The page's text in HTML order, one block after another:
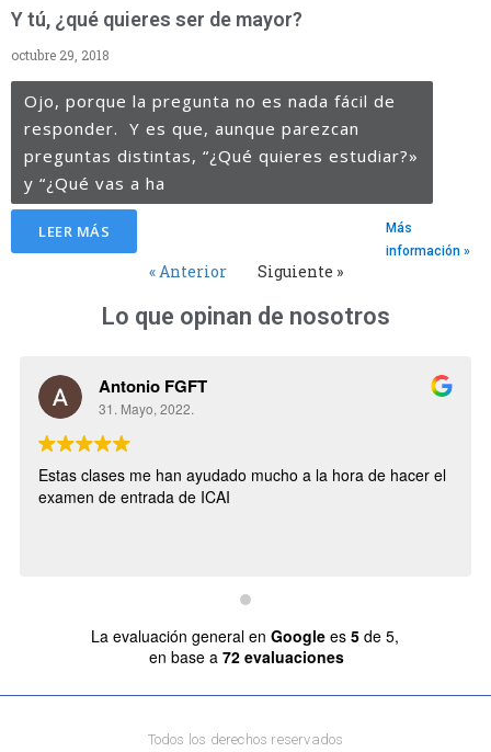
Y tú, ¿qué quieres ser de mayor?
octubre 29, 2018
Ojo, porque la pregunta no es nada fácil de
responder. Y es que, aunque parezcan
preguntas distintas, “¿Qué quieres estudiar?»
y “¿Qué vas a ha
LEER MÁS
Más
información »
« Anterior Siguiente »
Lo que opinan de nosotros
Antonio FGFT
31. Mayo, 2022.
Estas clases me han ayudado mucho a la hora de hacer el
examen de entrada de ICAI
La evaluación general en Googlees 5de 5,
en base a 72 evaluaciones
Todos los derechos reservados